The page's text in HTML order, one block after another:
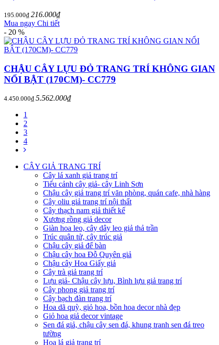
195.000₫ 216.000₫
Mua ngay Chi tiết
- 20 %
CHẬU CÂY LỰU ĐỎ TRANG TRÍ KHÔNG GIAN
NỔI BẬT (170CM)- CC779
4.450.000₫ 5.562.000₫
1
2
3
4
CÂY GIẢ TRANG TRÍ
Cây lá xanh giả trang trí
Tiểu cảnh cây giả- cây Linh Sơn
Chậu cây giả trang trí văn phòng, quán cafe, nhà hàng
Cây oliu giả trang trí nội thất
Cây thạch nam giả thiết kế
Xương rồng giả decor
Giàn hoa leo, cây dây leo giả thả trần
Trúc quân tử, cây trúc giả
Chậu cây giả để bàn
Chậu cây hoa Đỗ Quyên giả
Chậu cây Hoa Giấy giả
Cây trà giả trang trí
Lựu giả- Chậu cây lựu, Bình lựu giả trang trí
Cây phong giả trang trí
Cây bạch đàn trang trí
Hoa dã quỳ, giỏ hoa, bồn hoa decor nhà đẹp
Giỏ hoa giả decor vintage
Sen đá giả, chậu cây sen đá, khung tranh sen đá treo
tường
Hoa lá giả trang trí